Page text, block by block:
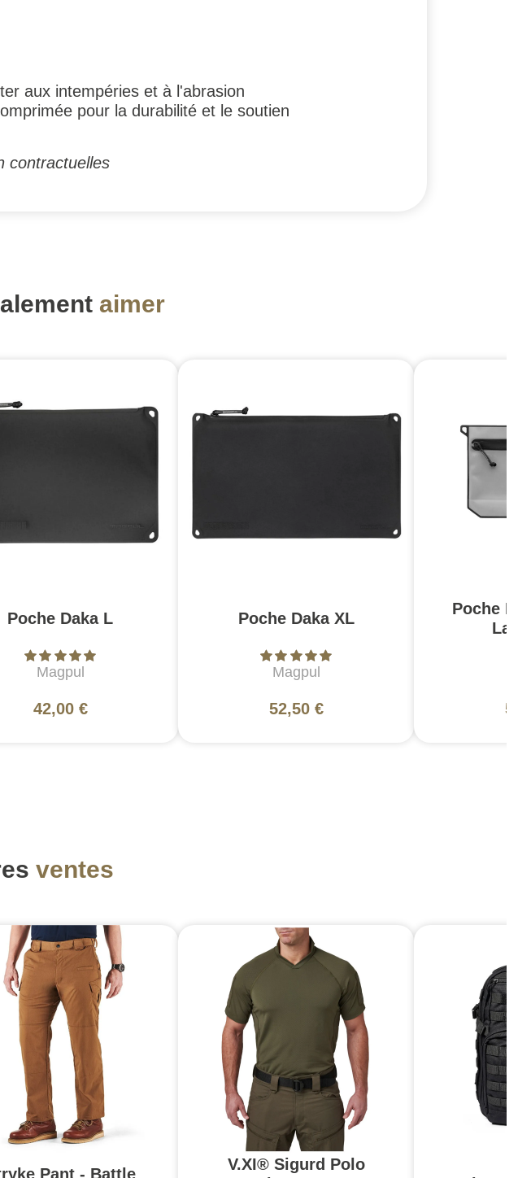
aux intempéries et à l'abrasion
pour la durabilité et le soutien
contractuelles
aimer
Poche Daka L
Magpul
42,00 €
Poche Daka XL
Magpul
52,50 €
Poche
ventes
Pant - Battle
V.XI® Sigurd Polo